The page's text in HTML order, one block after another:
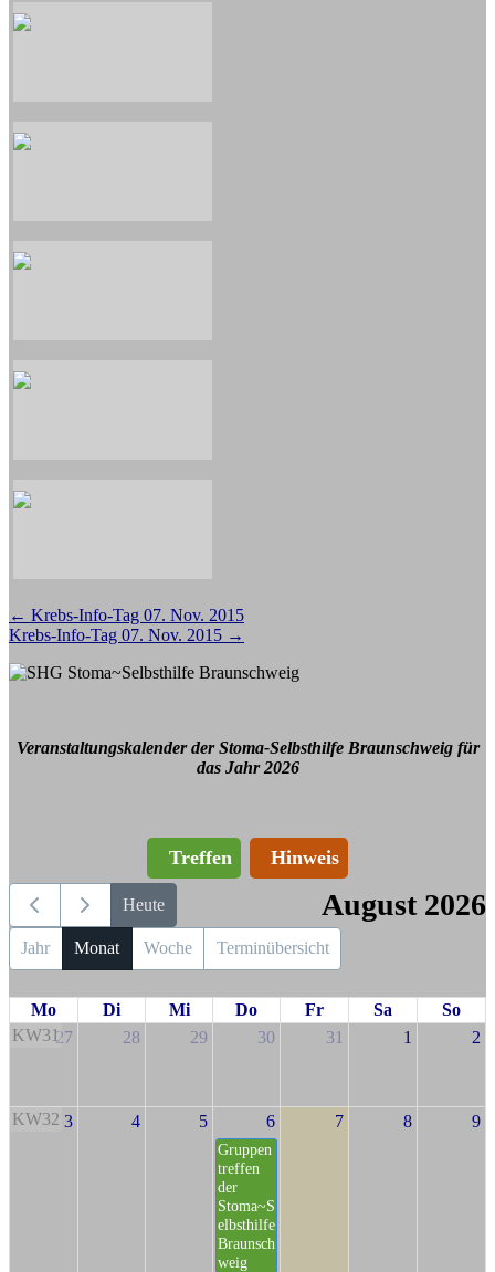
Beitragsnavigation
← Krebs-Info-Tag 07. Nov. 2015
Krebs-Info-Tag 07. Nov. 2015 →
Veranstaltungskalender der Stoma-Selbsthilfe Braunschweig für
das Jahr 2026
Treffen Hinweis
Heute August 2026
Jahr Monat Woche Terminübersicht
Mo Di Mi Do Fr Sa
So
KW3127 28 29 30 31 1 2
KW32 3 4 5 6
Gruppen
treffen
der
Stoma~S
elbsthilfe
Braunsch
weig
7 8 9